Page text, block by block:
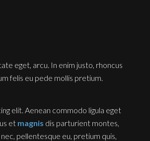
eget, arcu. In enim justo, rhoncus
felis eu pede mollis pretium.
elit. Aenean commodo ligula eget
et magnis dis parturient montes,
pellentesque eu, pretium quis,